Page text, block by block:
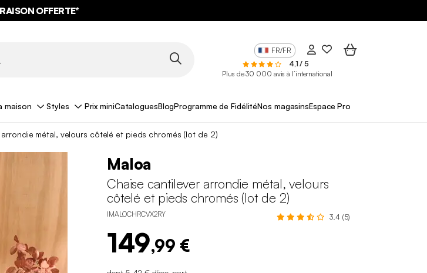
OFFERTE*
FR/FR
4,1 / 5
Plus de 30 000 avis à l’international
maison Styles Prix miniCataloguesBlogProgramme de FidélitéNos magasinsEspace Pro
métal, velours côtelé et pieds chromés (lot de 2)
Maloa
Chaise cantilever arrondie métal, velours
côtelé et pieds chromés (lot de 2)
IMALOCHRCVX2RY 3.4 (5)
149,99 €